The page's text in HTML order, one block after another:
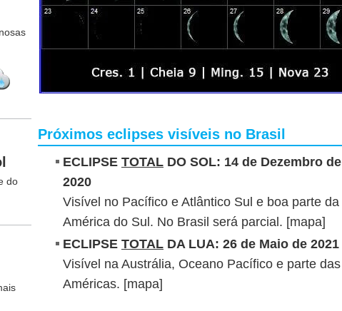
do
Próximos eclipses visíveis no Brasil
ECLIPSE TOTAL DO SOL: 14 de Dezembro de
2020
Visível no Pacífico e Atlântico Sul e boa parte da
América do Sul. No Brasil será parcial. [mapa]
ECLIPSE TOTAL DA LUA: 26 de Maio de 2021
Visível na Austrália, Oceano Pacífico e parte das
Américas. [mapa]